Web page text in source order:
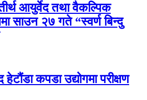
आयुर्वेद तथा वैकल्पिक
साउन २७ गते “स्वर्ण बिन्दु
कपडा उद्योगमा परीक्षण